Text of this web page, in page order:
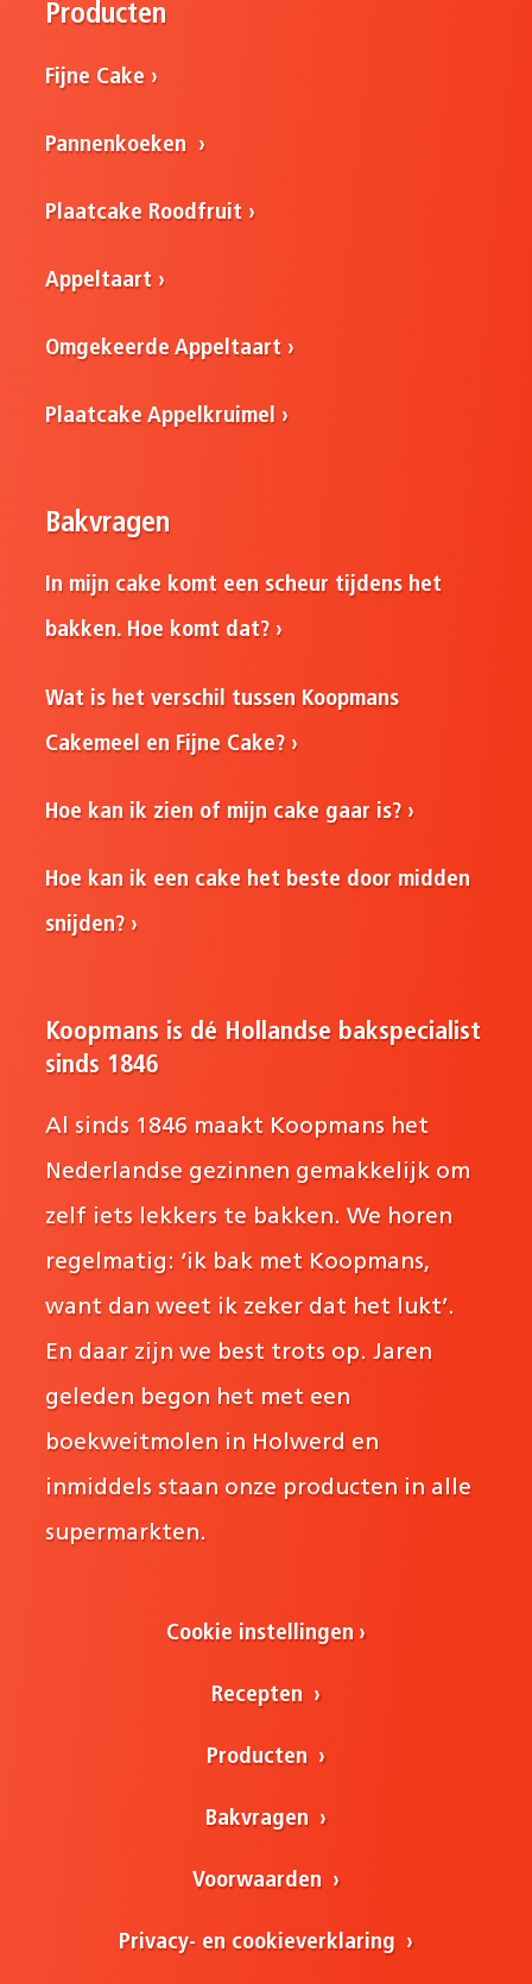
Producten
Fijne Cake
Pannenkoeken
Plaatcake Roodfruit
Appeltaart
Omgekeerde Appeltaart
Plaatcake Appelkruimel
Bakvragen
In mijn cake komt een scheur tijdens het
bakken. Hoe komt dat?
Wat is het verschil tussen Koopmans
Cakemeel en Fijne Cake?
Hoe kan ik zien of mijn cake gaar is?
Hoe kan ik een cake het beste door midden
snijden?
Koopmans is dé Hollandse bakspecialist
sinds 1846
Al sinds 1846 maakt Koopmans het
Nederlandse gezinnen gemakkelijk om
zelf iets lekkers te bakken. We horen
regelmatig: ‘ik bak met Koopmans,
want dan weet ik zeker dat het lukt’.
En daar zijn we best trots op. Jaren
geleden begon het met een
boekweitmolen in Holwerd en
inmiddels staan onze producten in alle
supermarkten.
Cookie instellingen
Recepten
Producten
Bakvragen
Voorwaarden
Privacy- en cookieverklaring